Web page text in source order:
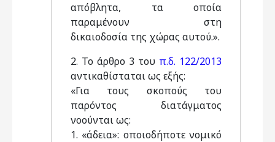
απόβλητα, τα οποία
παραμένουν στη
δικαιοδοσία της χώρας αυτού.».
2. Το άρθρο 3 του π.δ. 122/2013
αντικαθίσταται ως εξής:
«Για τους σκοπούς του
παρόντος διατάγματος
νοούνται ως:
1. «άδεια»: οποιοδήποτε νομικό